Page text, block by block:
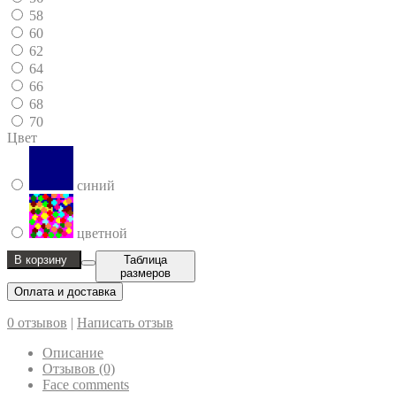
58
60
62
64
66
68
70
Цвет
синий
цветной
В корзину
Таблица
размеров
Оплата и доставка
0 отзывов | Написать отзыв
Описание
Отзывов (0)
Face comments